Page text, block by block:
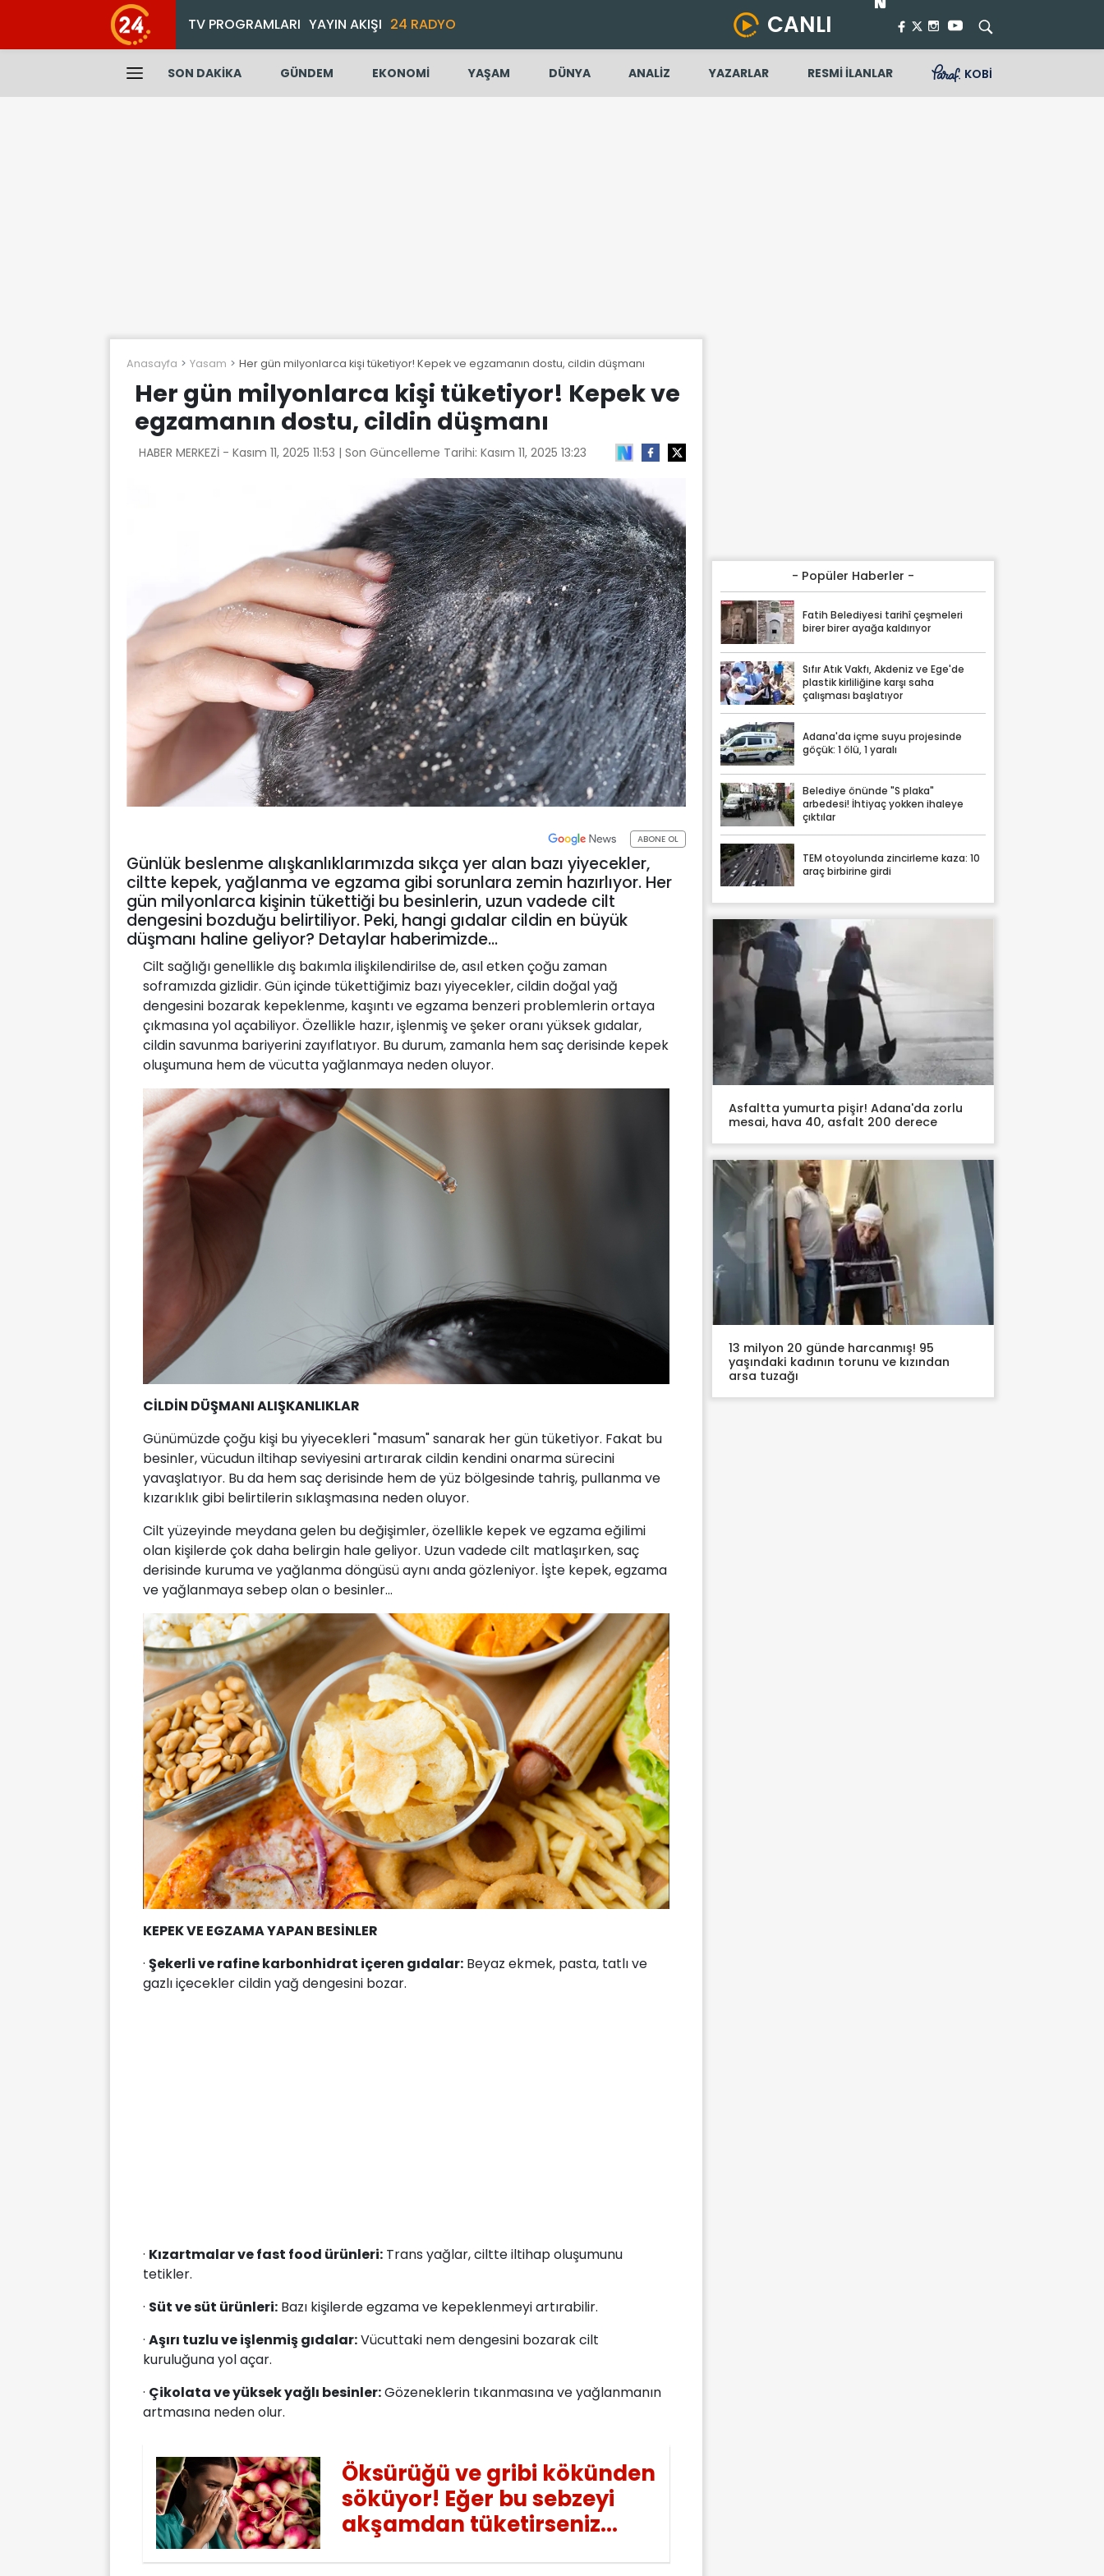
TV PROGRAMLARI YAYIN AKIŞI 24 RADYO CANLI
SON DAKİKA GÜNDEM EKONOMİ YAŞAM DÜNYA ANALİZ YAZARLAR RESMİ İLANLAR KOBİ
Anasayfa Yasam Her gün milyonlarca kişi tüketiyor! Kepek ve egzamanın dostu, cildin düşmanı
Her gün milyonlarca kişi tüketiyor! Kepek ve
egzamanın dostu, cildin düşmanı
HABER MERKEZİ - Kasım 11, 2025 11:53 | Son Güncelleme Tarihi: Kasım 11, 2025 13:23
ABONE OL
Günlük beslenme alışkanlıklarımızda sıkça yer alan bazı yiyecekler,
ciltte kepek, yağlanma ve egzama gibi sorunlara zemin hazırlıyor. Her
gün milyonlarca kişinin tükettiği bu besinlerin, uzun vadede cilt
dengesini bozduğu belirtiliyor. Peki, hangi gıdalar cildin en büyük
düşmanı haline geliyor? Detaylar haberimizde…
Cilt sağlığı genellikle dış bakımla ilişkilendirilse de, asıl etken çoğu zaman
soframızda gizlidir. Gün içinde tükettiğimiz bazı yiyecekler, cildin doğal yağ
dengesini bozarak kepeklenme, kaşıntı ve egzama benzeri problemlerin ortaya
çıkmasına yol açabiliyor. Özellikle hazır, işlenmiş ve şeker oranı yüksek gıdalar,
cildin savunma bariyerini zayıflatıyor. Bu durum, zamanla hem saç derisinde kepek
oluşumuna hem de vücutta yağlanmaya neden oluyor.
CİLDİN DÜŞMANI ALIŞKANLIKLAR
Günümüzde çoğu kişi bu yiyecekleri "masum" sanarak her gün tüketiyor. Fakat bu
besinler, vücudun iltihap seviyesini artırarak cildin kendini onarma sürecini
yavaşlatıyor. Bu da hem saç derisinde hem de yüz bölgesinde tahriş, pullanma ve
kızarıklık gibi belirtilerin sıklaşmasına neden oluyor.
Cilt yüzeyinde meydana gelen bu değişimler, özellikle kepek ve egzama eğilimi
olan kişilerde çok daha belirgin hale geliyor. Uzun vadede cilt matlaşırken, saç
derisinde kuruma ve yağlanma döngüsü aynı anda gözleniyor. İşte kepek, egzama
ve yağlanmaya sebep olan o besinler...
KEPEK VE EGZAMA YAPAN BESİNLER
· Şekerli ve rafine karbonhidrat içeren gıdalar: Beyaz ekmek, pasta, tatlı ve
gazlı içecekler cildin yağ dengesini bozar.
· Kızartmalar ve fast food ürünleri: Trans yağlar, ciltte iltihap oluşumunu
tetikler.
· Süt ve süt ürünleri: Bazı kişilerde egzama ve kepeklenmeyi artırabilir.
· Aşırı tuzlu ve işlenmiş gıdalar:Vücuttaki nem dengesini bozarak cilt
kuruluğuna yol açar.
· Çikolata ve yüksek yağlı besinler:Gözeneklerin tıkanmasına ve yağlanmanın
artmasına neden olur.
Öksürüğü ve gribi kökünden
söküyor! Eğer bu sebzeyi
akşamdan tüketirseniz...
- Popüler Haberler -
Fatih Belediyesi tarihî çeşmeleri
birer birer ayağa kaldırıyor
Sıfır Atık Vakfı, Akdeniz ve Ege'de
plastik kirliliğine karşı saha
çalışması başlatıyor
Adana'da içme suyu projesinde
göçük: 1 ölü, 1 yaralı
Belediye önünde "S plaka"
arbedesi! İhtiyaç yokken ihaleye
çıktılar
TEM otoyolunda zincirleme kaza: 10
araç birbirine girdi
Asfaltta yumurta pişir! Adana'da zorlu
mesai, hava 40, asfalt 200 derece
13 milyon 20 günde harcanmış! 95
yaşındaki kadının torunu ve kızından
arsa tuzağı